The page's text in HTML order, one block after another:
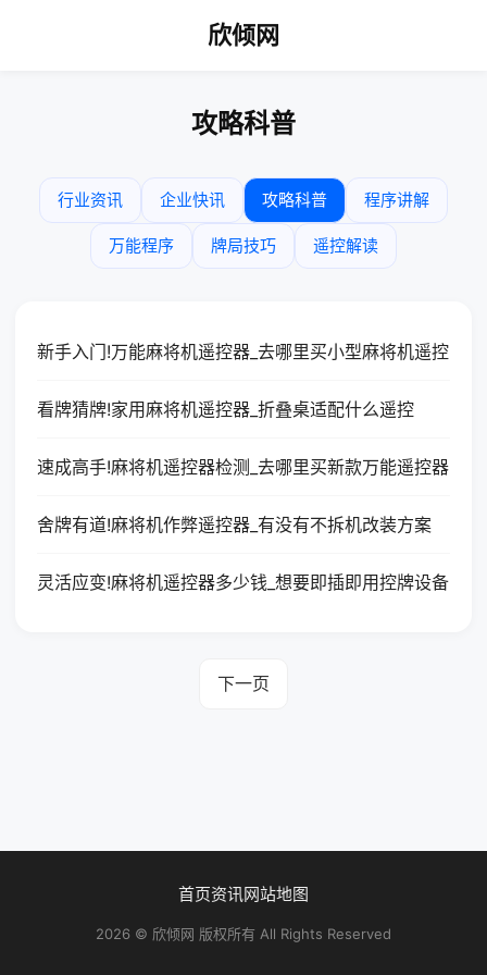
欣倾网
攻略科普
行业资讯 企业快讯 攻略科普 程序讲解
万能程序 牌局技巧 遥控解读
新手入门!万能麻将机遥控器_去哪里买小型麻将机遥控
看牌猜牌!家用麻将机遥控器_折叠桌适配什么遥控
速成高手!麻将机遥控器检测_去哪里买新款万能遥控器
舍牌有道!麻将机作弊遥控器_有没有不拆机改装方案
灵活应变!麻将机遥控器多少钱_想要即插即用控牌设备
下一页
首页资讯网站地图
2026 © 欣倾网 版权所有 All Rights Reserved